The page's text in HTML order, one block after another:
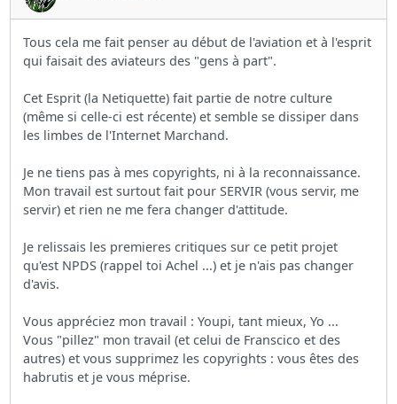
Tous cela me fait penser au début de l'aviation et à l'esprit
qui faisait des aviateurs des "gens à part".
Cet Esprit (la Netiquette) fait partie de notre culture
(même si celle-ci est récente) et semble se dissiper dans
les limbes de l'Internet Marchand.
Je ne tiens pas à mes copyrights, ni à la reconnaissance.
Mon travail est surtout fait pour SERVIR (vous servir, me
servir) et rien ne me fera changer d'attitude.
Je relissais les premieres critiques sur ce petit projet
qu'est NPDS (rappel toi Achel ...) et je n'ais pas changer
d'avis.
Vous appréciez mon travail : Youpi, tant mieux, Yo ...
Vous "pillez" mon travail (et celui de Franscico et des
autres) et vous supprimez les copyrights : vous êtes des
habrutis et je vous méprise.